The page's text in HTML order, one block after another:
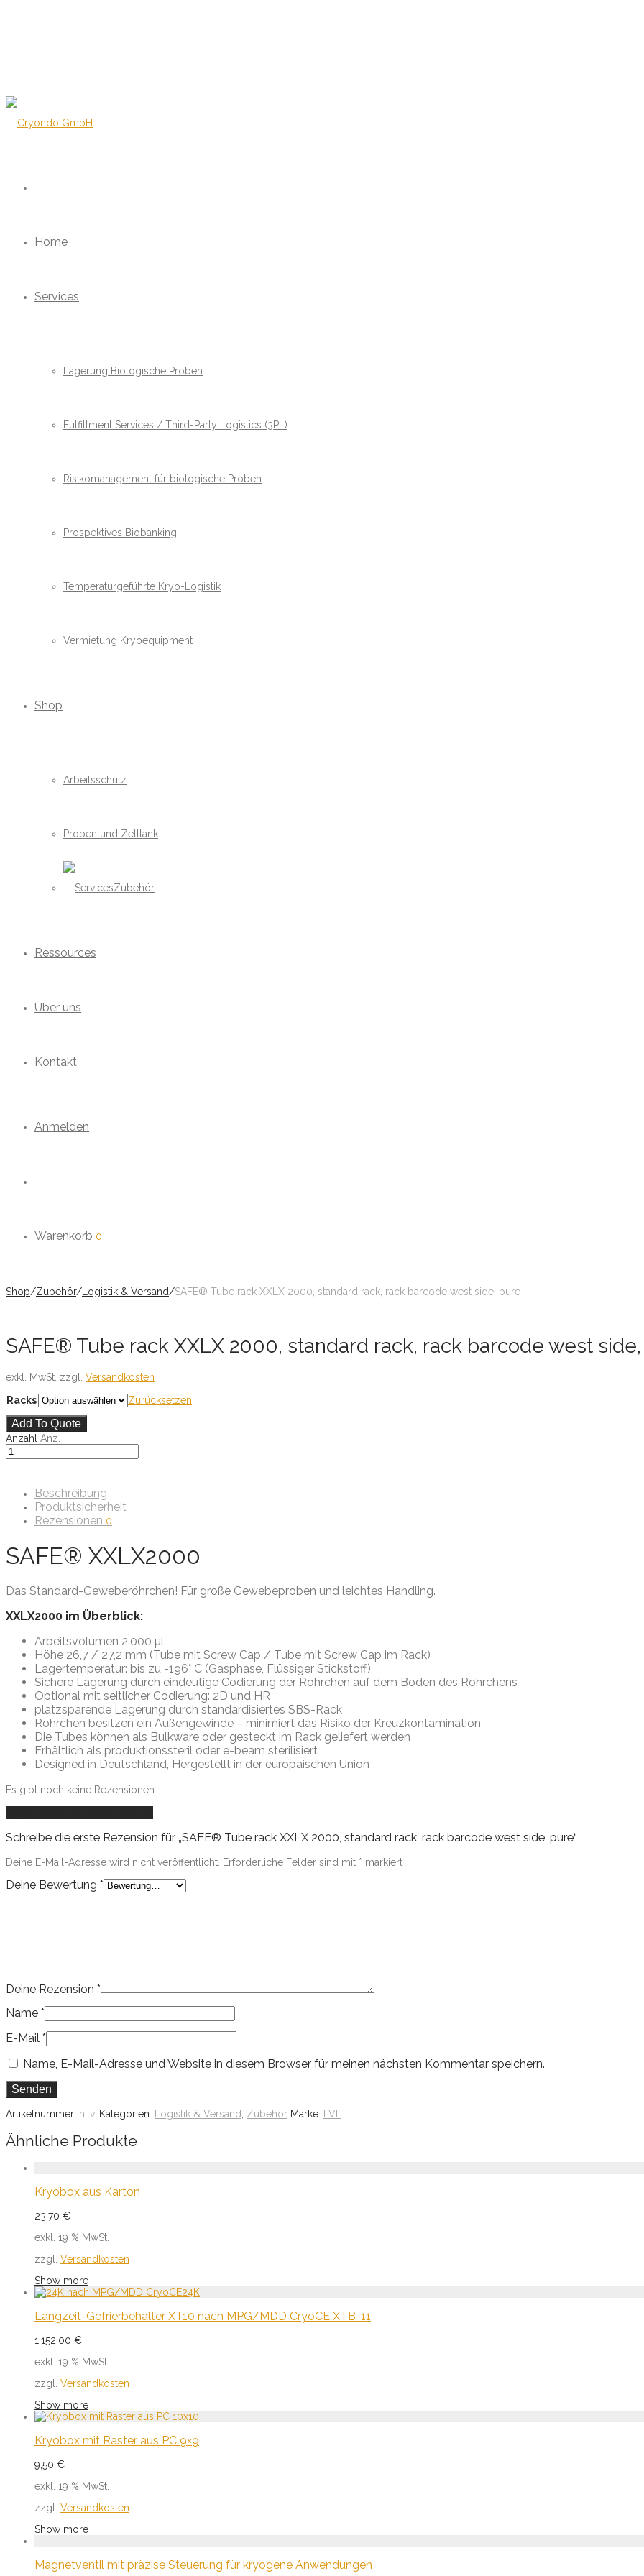
Home
Services
Lagerung Biologische Proben
Fulfillment Services / Third-Party Logistics (3PL)
Risikomanagement für biologische Proben
Prospektives Biobanking
Temperaturgeführte Kryo-Logistik
Vermietung Kryoequipment
Shop
Arbeitsschutz
Proben und Zelltank
Zubehör
Ressources
Über uns
Kontakt
Anmelden
Warenkorb 0
Shop/Zubehör/ Logistik & Versand/SAFE® Tube rack XXLX 2000, standard rack, rack barcode west side, pure
SAFE® Tube rack XXLX 2000, standard rack, rack barcode west
exkl. MwSt. zzgl. Versandkosten
Racks
Zurücksetzen
Add To Quote
Anzahl Anz.
Beschreibung
Produktsicherheit
Rezensionen 0
SAFE® XXLX2000
Das Standard-Geweberöhrchen! Für große Gewebeproben und leichtes Handling.
XXLX2000 im Überblick:
Arbeitsvolumen 2.000 µl
Höhe 26,7 / 27,2 mm (Tube mit Screw Cap / Tube mit Screw Cap im Rack)
Lagertemperatur: bis zu -196° C (Gasphase, Flüssiger Stickstoff)
Sichere Lagerung durch eindeutige Codierung der Röhrchen auf dem Boden des Röhrchens
Optional mit seitlicher Codierung: 2D und HR
platzsparende Lagerung durch standardisiertes SBS-Rack
Röhrchen besitzen ein Außengewinde – minimiert das Risiko der Kreuzkontamination
Die Tubes können als Bulkware oder gesteckt im Rack geliefert werden
Erhältlich als produktionssteril oder e-beam sterilisiert
Designed in Deutschland, Hergestellt in der europäischen Union
Es gibt noch keine Rezensionen.
Schreibe die erste Rezension für „SAFE® Tube rack XXLX 2000, standard rack, rack barcode west side, pure“
Deine E-Mail-Adresse wird nicht veröffentlicht. Erforderliche Felder sind mit * markiert
Deine Bewertung *
Deine Rezension *
Name *
E-Mail *
Name, E-Mail-Adresse und Website in diesem Browser für meinen nächsten Kommentar speichern.
Artikelnummer: n. v. Kategorien: Logistik & Versand Zubehör Marke: LVL
Ähnliche Produkte
Kryobox aus Karton
23,70 €
exkl. 19 % MwSt.
zzgl. Versandkosten
Show more
Langzeit-Gefrierbehälter XT10 nach MPG/MDD CryoCE XTB-11
1.152,00 €
exkl. 19 % MwSt.
zzgl. Versandkosten
Show more
Kryobox mit Raster aus PC 9×9
9,50 €
exkl. 19 % MwSt.
zzgl. Versandkosten
Show more
Magnetventil mit präzise Steuerung für kryogene Anwendungen